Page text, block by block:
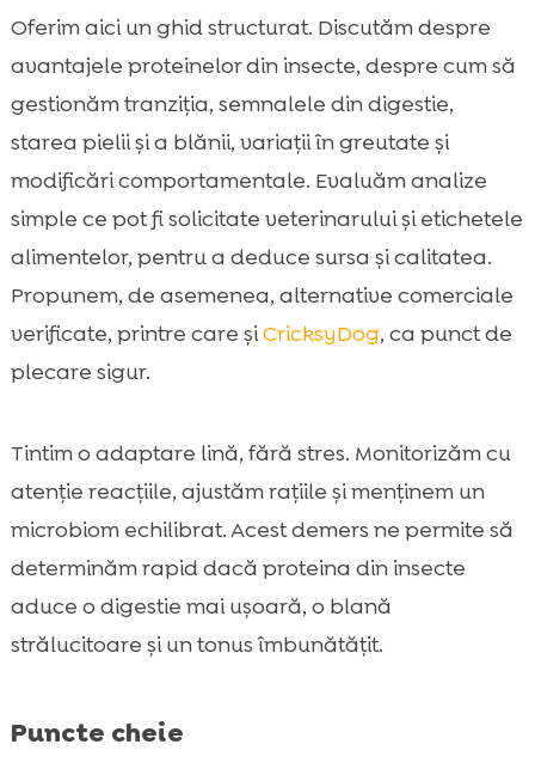
 Integrarea inteligentă a hranei CricksyDog
în dieta câinelui
Plan de monitorizare pe 8 săptămâni
Adaptarea pentru pisici: particularități față
de câini
Concluzie
 FAQ
Oferim aici un ghid structurat. Discutăm despre
avantajele proteinelor din insecte, despre cum să
gestionăm tranziția, semnalele din digestie,
starea pielii și a blănii, variații în greutate și
modificări comportamentale. Evaluăm analize
simple ce pot fi solicitate veterinarului și etichetele
alimentelor, pentru a deduce sursa și calitatea.
Propunem, de asemenea, alternative comerciale
verificate, printre care șiCricksyDog, ca punct de
plecare sigur.
Tintim o adaptare lină, fără stres. Monitorizăm cu
atenție reacțiile, ajustăm rațiile și menținem un
microbiom echilibrat. Acest demers ne permite să
determinăm rapid dacă proteina din insecte
aduce o digestie mai ușoară, o blană
strălucitoare și un tonus îmbunătățit.
Puncte cheie